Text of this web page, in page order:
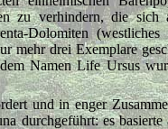
zu verhindern, die sich
Dolomiten (westliches
mehr drei Exemplare
Namen Life Ursus
und in enger
durchgeführt: es